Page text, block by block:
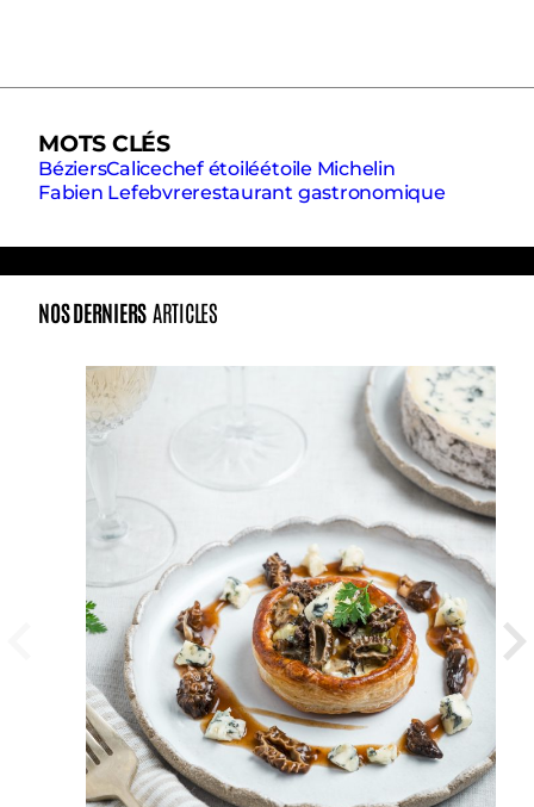
MOTS CLÉS
BéziersCalicechef étoiléétoile Michelin
Fabien Lefebvrerestaurant gastronomique
NOS DERNIERS ARTICLES